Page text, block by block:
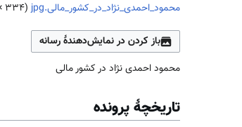
محمود_احمدی_نژاد_در_کشور_مالی.jpg (۵۰۰
باز کردن در نمایش‌دهندهٔ رسانه
محمود احمدی نژاد در کشور مالی
تاریخچهٔ پرونده